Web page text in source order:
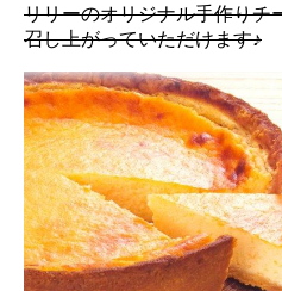
リリーのオリジナル手作りチ
召し上がっていただけます♪